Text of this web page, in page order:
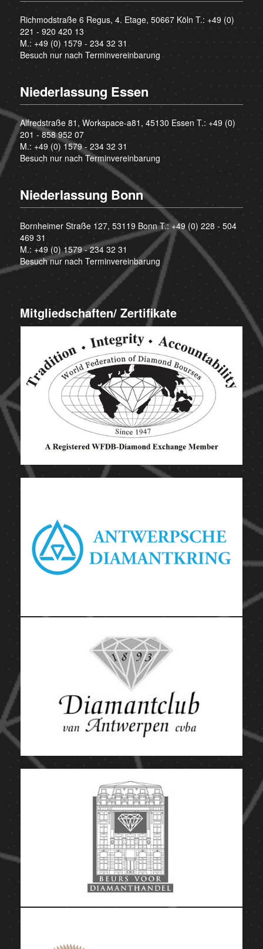
Richmodstraße 6 Regus, 4. Etage, 50667 Köln T.: +49 (0)
221 - 920 420 13
M.: +49 (0) 1579 - 234 32 31
Besuch nur nach Terminvereinbarung
Niederlassung Essen
Alfredstraße 81, Workspace-a81, 45130 Essen T.: +49 (0)
201 - 858 952 07
M.: +49 (0) 1579 - 234 32 31
Besuch nur nach Terminvereinbarung
Niederlassung Bonn
Bornheimer Straße 127, 53119 Bonn T.:+49 (0) 228 - 504
469 31
M.: +49 (0) 1579 - 234 32 31
Besuch nur nach Terminvereinbarung
Mitgliedschaften/ Zertifikate